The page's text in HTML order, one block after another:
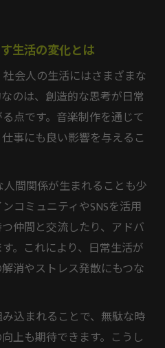
生活の変化とは
会人の生活にはさまざまな
のは、創造的な思考が日常
点です。音楽制作を通じて
事にも良い影響を与えるこ
間関係が生まれることも少
コミュニティやSNSを活用
仲間と交流したり、アドバ
。これにより、日常生活が
消やストレス発散にもつな
込まれることで、無駄な時
上も期待できます。こうし